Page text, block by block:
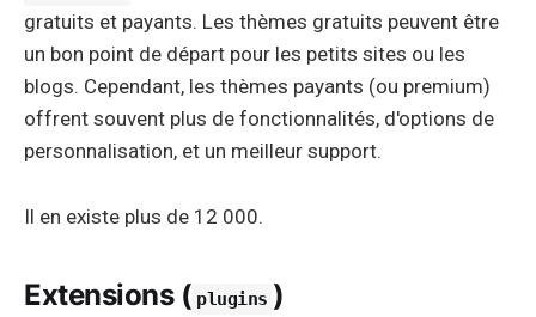
gratuits et payants. Les thèmes gratuits peuvent être
un bon point de départ pour les petits sites ou les
blogs. Cependant, les thèmes payants (ou premium)
offrent souvent plus de fonctionnalités, d'options de
personnalisation, et un meilleur support.
Il en existe plus de 12 000.
Extensions ( plugins )